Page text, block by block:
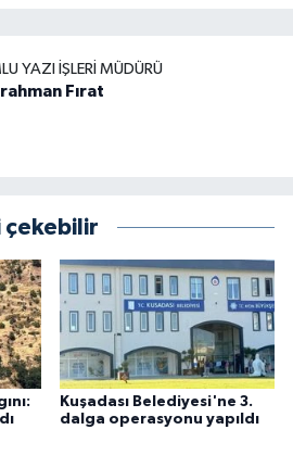
YAZI İŞLERI MÜDÜRÜ
Fırat
çekebilir
Kuşadası Belediyesi'ne 3.
dalga operasyonu yapıldı